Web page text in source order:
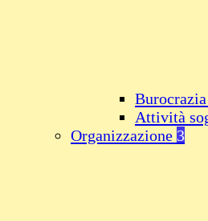
Attività
Organizzazione 3